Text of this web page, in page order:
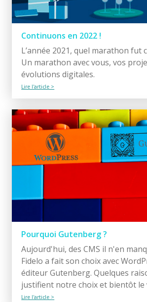
Continuons en 2022 !
L’année 2021, quel marathon fut
Un marathon avec vous, vos
évolutions digitales.
Lire l'article >
Pourquoi Gutenberg ?
Aujourd'hui, des CMS il n'en
Fidelo a fait son choix avec
éditeur Gutenberg. Quelques
justifient notre choix et bientôt le
Lire l'article >